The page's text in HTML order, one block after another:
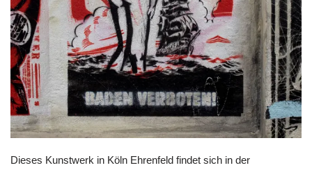
Dieses Kunstwerk in Köln Ehrenfeld findet sich in der